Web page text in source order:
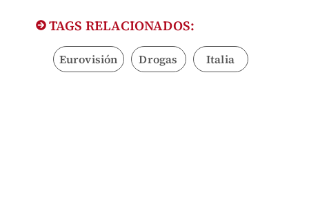
TAGS RELACIONADOS:
Eurovisión Drogas Italia